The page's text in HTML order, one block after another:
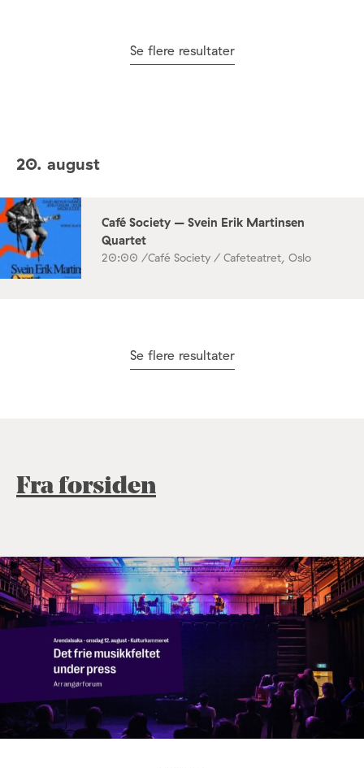
Se flere resultater
20. august
Café Society – Svein Erik Martinsen
Quartet
20:00 /Café Society / Cafeteatret, Oslo
Se flere resultater
Fra forsiden